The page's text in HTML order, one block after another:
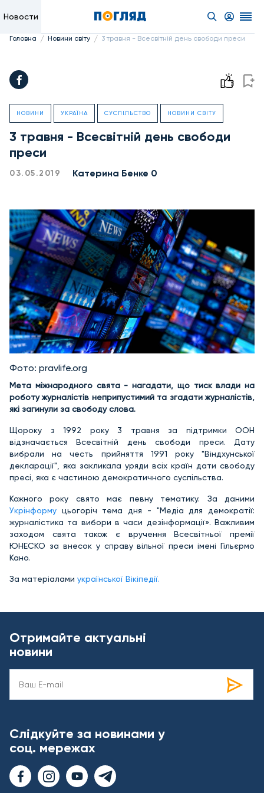
Новости
Головна / Новини світу / 3 травня - Всесвітній день свободи преси
НОВИНИ УКРАЇНА СУСПІЛЬСТВО НОВИНИ СВІТУ
3 травня - Всесвітній день свободи
преси
03.05.2019 Катерина Бенке 0
Фото: pravlife.org
Мета міжнародного свята - нагадати, що тиск влади на
роботу журналістів неприпустимий та згадати журналістів,
які загинули за свободу слова.
Щороку з 1992 року 3 травня за підтримки ООН
відзначається Всесвітній день свободи преси. Дату
вибрали на честь прийняття 1991 року "Віндхунської
декларації", яка закликала уряди всіх країн дати свободу
пресі, яка є частиною демократичного суспільства.
Кожного року свято має певну тематику. За даними
Укрінформу цьогоріч тема дня - "Медіа для демократії:
журналістика та вибори в часи дезінформації». Важливим
заходом свята також є вручення Всесвітньої премії
ЮНЕСКО за внесок у справу вільної преси імені Гільєрмо
Кано.
За матеріалами української Вікіпедії.
Отримайте актуальні
новини
Слідкуйте за новинами у
соц. мережах